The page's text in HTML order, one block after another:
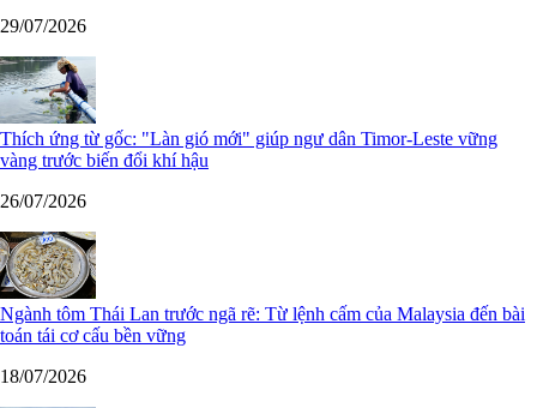
29/07/2026
Thích ứng từ gốc: "Làn gió mới" giúp ngư dân Timor-Leste vững
vàng trước biến đổi khí hậu
26/07/2026
Ngành tôm Thái Lan trước ngã rẽ: Từ lệnh cấm của Malaysia đến bài
toán tái cơ cấu bền vững
18/07/2026